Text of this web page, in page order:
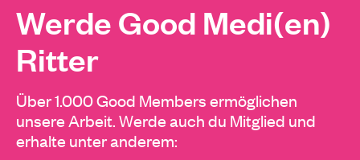
Werde Good Medi(en)
Ritter
Über 1.000 Good Members ermöglichen
unsere Arbeit. Werde auch du Mitglied und
erhalte unter anderem: